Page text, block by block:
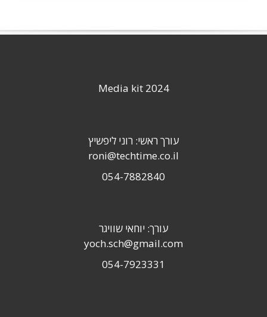
Media kit 2024
עורך ראשי: רוני ליפשיץ
roni@techtime.co.il
054-7882840
עורך: יוחאי שוויגר
yoch.sch@gmail.com
054-7923331